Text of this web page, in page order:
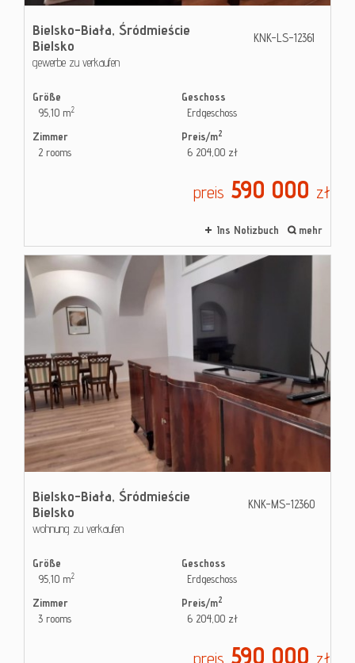
Bielsko-Biała, Śródmieście
Bielsko
gewerbe zu verkaufen
KNK-LS-12361
Größe
95,10 m2
Geschoss
Erdgeschoss
Zimmer
2 rooms
Preis/m2
6 204,00 zł
preis 590 000 zł
Ins Notizbuch mehr
Bielsko-Biała, Śródmieście
Bielsko
wohnung zu verkaufen
KNK-MS-12360
Größe
95,10 m2
Geschoss
Erdgeschoss
Zimmer
3 rooms
Preis/m2
6 204,00 zł
preis 590 000 zł